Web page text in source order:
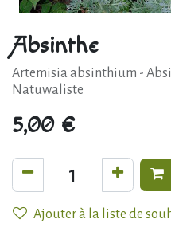
Absinthe
Artemisia absinthium -
Natuwaliste
5,00€
Ajouter à la liste de